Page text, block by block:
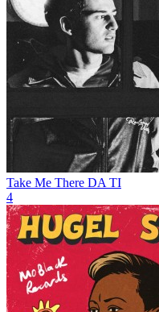
Take Me There DA TI
4